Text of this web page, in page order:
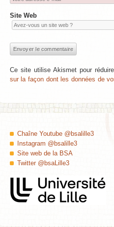
Site Web
Ce site utilise Akismet pour
sur la façon dont les données de
Chaîne Youtube @bsalille3
Instagram @bsalille3
Site web de la BSA
Twitter @bsaLille3